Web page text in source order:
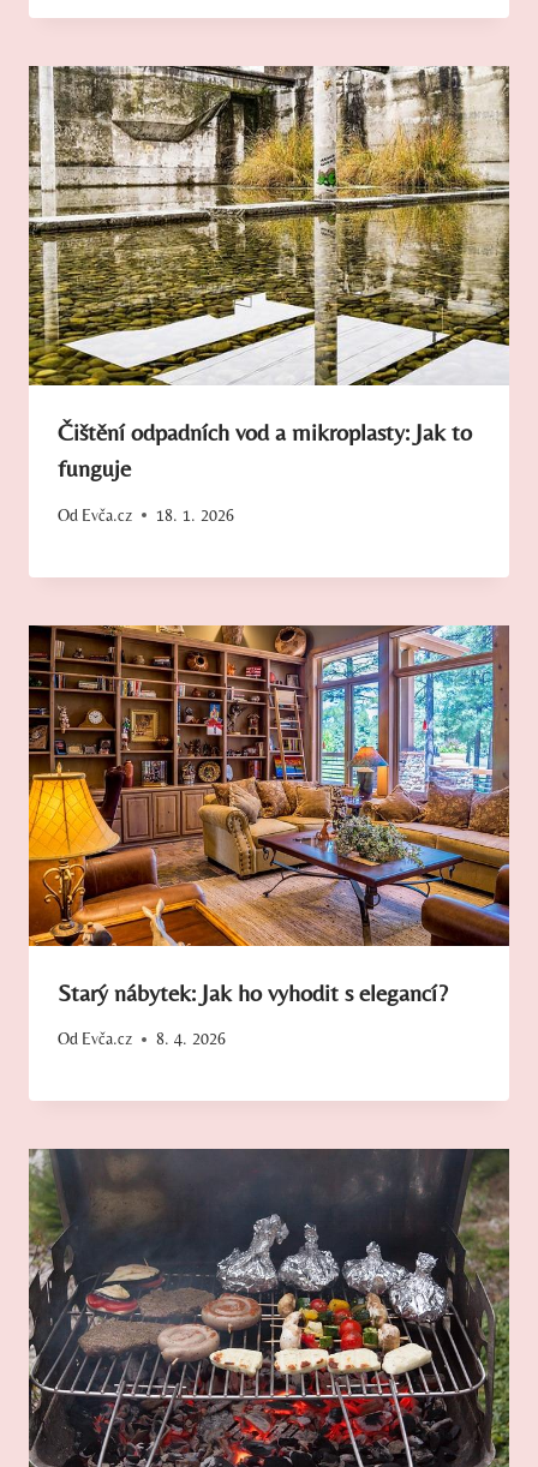
Čištění odpadních vod a mikroplasty: Jak to
funguje
Od Evča.cz 18. 1. 2026
Starý nábytek: Jak ho vyhodit s elegancí?
Od Evča.cz 8. 4. 2026